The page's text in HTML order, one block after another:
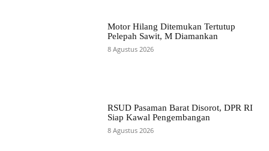
Motor Hilang Ditemukan Tertutup
Pelepah Sawit, M Diamankan
8 Agustus 2026
RSUD Pasaman Barat Disorot, DPR RI
Siap Kawal Pengembangan
8 Agustus 2026